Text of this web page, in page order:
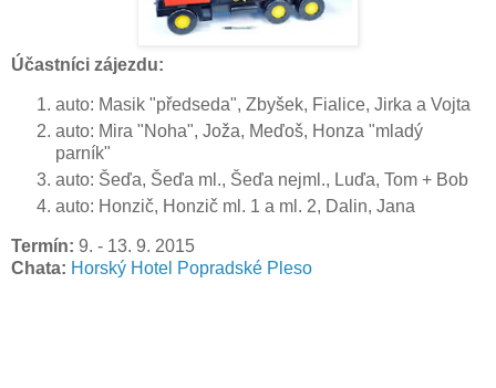
Účastníci zájezdu:
auto: Masik "předseda", Zbyšek, Fialice, Jirka a Vojta
auto: Mira "Noha", Joža, Meďoš, Honza "mladý
parník"
auto: Šeďa, Šeďa ml., Šeďa nejml., Luďa, Tom + Bob
auto: Honzič, Honzič ml. 1 a ml. 2, Dalin, Jana
Termín: 9. - 13. 9. 2015
Chata: Horský Hotel Popradské Pleso